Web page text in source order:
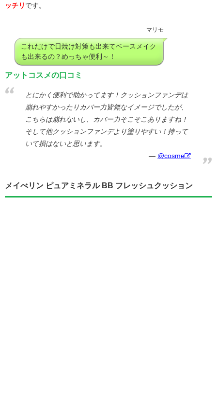
ッチリ です。
マリモ
これだけで日焼け対策も出来てベースメイク
も出来るの？めっちゃ便利～！
アットコスメの口コミ
とにかく便利で助かってます！クッションファンデは
崩れやすかったりカバー力皆無なイメージでしたが、
こちらは崩れないし、カバー力そこそこありますね！
そして他クッションファンデより塗りやすい！持って
いて損はないと思います。
@cosme
メイべリン ピュアミネラル BB フレッシュクッション